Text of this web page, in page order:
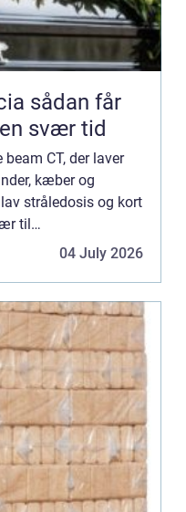
får
svær tid
beam CT, der laver
kæber og
stråledosis og kort
til
04 July 2026